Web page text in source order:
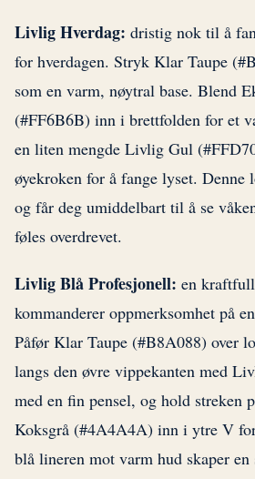
Livlig Hverdag: dristig nok til å
for hverdagen. Stryk Klar Taupe
som en varm, nøytral base. Blend
(#FF6B6B) inn i brettfolden for et
en liten mengde Livlig Gul
øyekroken for å fange lyset.
og får deg umiddelbart til å se
føles overdrevet.
Livlig Blå Profesjonell: en
kommanderer oppmerksomhet på
Påfør Klar Taupe (#B8A088) over
langs den øvre vippekanten med
med en fin pensel, og hold streken
Koksgrå (#4A4A4A) inn i ytre V
blå lineren mot varm hud skaper en